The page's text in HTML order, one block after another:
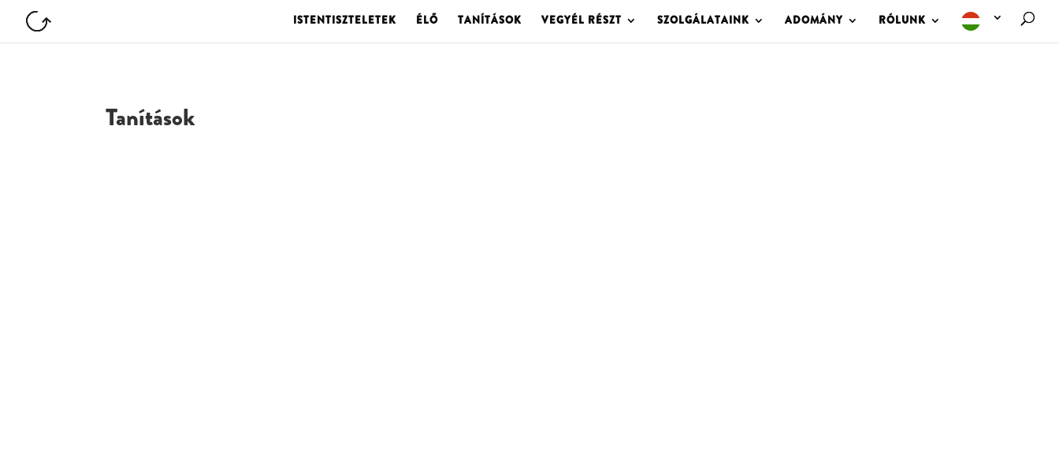
ISTENTISZTELETEK ÉLŐ TANÍTÁSOK VEGYÉL RÉSZT SZOLGÁLATAINK ADOMÁNY RÓLUNK
Tanítások